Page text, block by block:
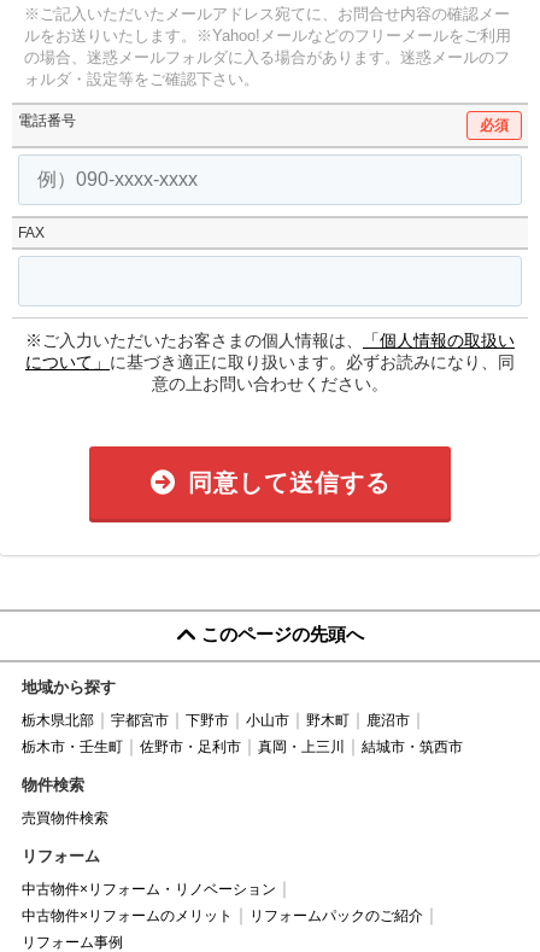
※ご記入いただいたメールアドレス宛てに、お問合せ内容の確認メー
ルをお送りいたします。
※Yahoo!メールなどのフリーメールをご利用
の場合、迷惑メールフォルダに入る場合があります。 迷惑メールのフ
ォルダ・設定等をご確認下さい。
電話番号 必須
FAX
※ご入力いただいたお客さまの個人情報は、
「個人情報の取扱い
について」 に基づき適正に取り扱います。必ずお読みになり、同
意の上お問い合わせください。
同意して送信する
このページの先頭へ
地域から探す
栃木県北部 宇都宮市 下野市 小山市 野木町
鹿沼市
栃木市・壬生町
佐野市・足利市 真岡・上三川 結城市・筑西市
物件検索
売買物件検索
リフォーム
中古物件×リフォーム・リノベーション
中古物件×リフォームのメリット
リフォームパックのご紹介
リフォーム事例